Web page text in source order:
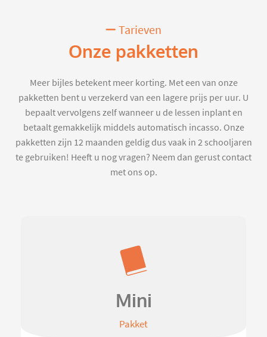
Tarieven
Onze pakketten
Meer bijles betekent meer korting. Met een van onze
pakketten bent u verzekerd van een lagere prijs per uur. U
bepaalt vervolgens zelf wanneer u de lessen inplant en
betaalt gemakkelijk middels automatisch incasso. Onze
pakketten zijn 12 maanden geldig dus vaak in 2 schooljaren
te gebruiken! Heeft u nog vragen? Neem dan gerust contact
met ons op.
Mini
Pakket